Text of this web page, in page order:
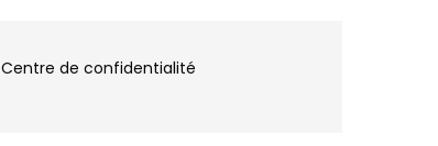
Centre de confidentialité